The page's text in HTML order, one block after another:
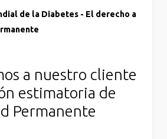
de la Diabetes - El derecho a
a nuestro cliente
estimatoria de
Permanente